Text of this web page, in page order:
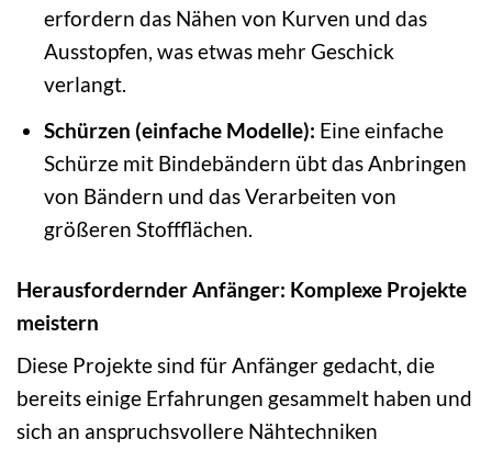
erfordern das Nähen von Kurven und das
Ausstopfen, was etwas mehr Geschick
verlangt.
Schürzen (einfache Modelle): Eine einfache
Schürze mit Bindebändern übt das Anbringen
von Bändern und das Verarbeiten von
größeren Stoffflächen.
Herausfordernder Anfänger: Komplexe Projekte
meistern
Diese Projekte sind für Anfänger gedacht, die
bereits einige Erfahrungen gesammelt haben und
sich an anspruchsvollere Nähtechniken